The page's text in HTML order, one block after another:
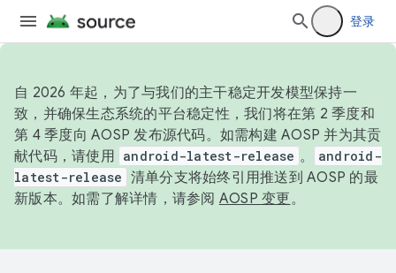
登录
自 2026 年起，为了与我们的主干稳定开发模型保持一
致，并确保生态系统的平台稳定性，我们将在第 2 季度和
第 4 季度向 AOSP 发布源代码。如需构建 AOSP 并为其贡
献代码，请使用 android-latest-release 。
android-
latest-release 清单分支将始终引用推送到 AOSP 的最
新版本。如需了解详情，请参阅 AOSP 变更。